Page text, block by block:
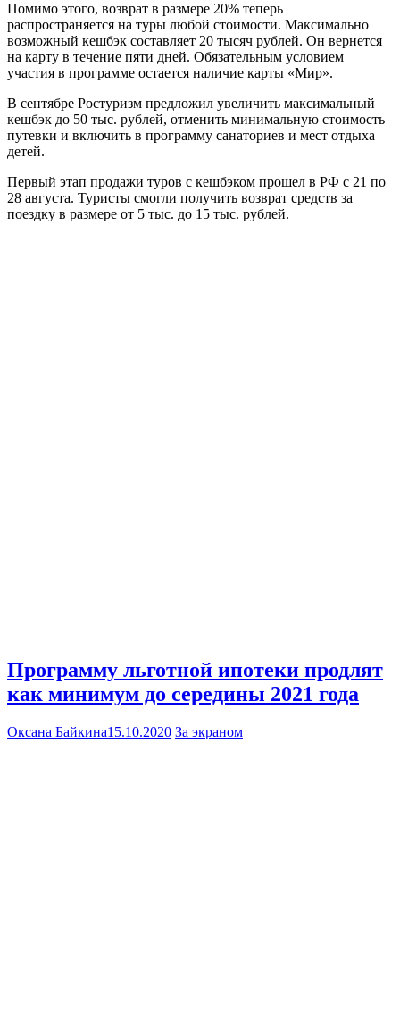
Помимо этого, возврат в размере 20% теперь
распространяется на туры любой стоимости. Максимально
возможный кешбэк составляет 20 тысяч рублей. Он вернется
на карту в течение пяти дней. Обязательным условием
участия в программе остается наличие карты «Мир».
В сентябре Ростуризм предложил увеличить максимальный
кешбэк до 50 тыс. рублей, отменить минимальную стоимость
путевки и включить в программу санаториев и мест отдыха
детей.
Первый этап продажи туров с кешбэком прошел в РФ с 21 по
28 августа. Туристы смогли получить возврат средств за
поездку в размере от 5 тыс. до 15 тыс. рублей.
Программу льготной ипотеки продлят
как минимум до середины 2021 года
Оксана Байкина15.10.2020 За экраном